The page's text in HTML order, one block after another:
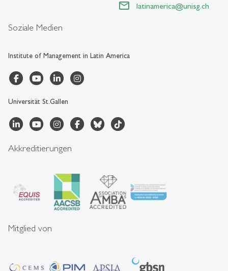
Soziale Medien
Institute of Management in Latin America
Universität St.Gallen
latinamerica@unisg.ch
Akkreditierungen
Mitglied von